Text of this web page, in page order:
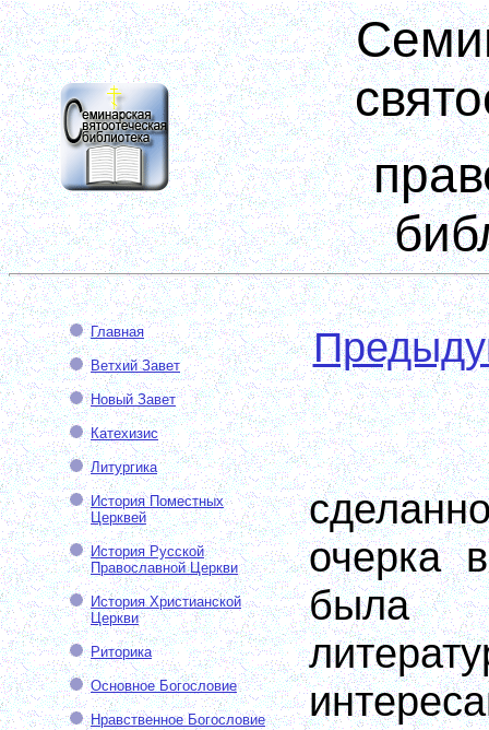
Главная
Ветхий Завет
Новый Завет
Катехизис
Литургика
История Поместных
Церквей
История Русской
Православной Церкви
История Христианской
Церкви
Риторика
Основное Богословие
Нравственное Богословие
очерка
была